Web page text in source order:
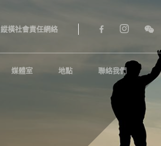
縱橫社會責任網絡
媒體室 地點 聯絡我們